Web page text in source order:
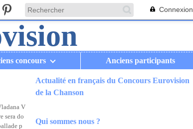
Connexion
concours Anciens participants
V
sera do
p
Actualité en français du Concours Eurovision
de la Chanson
Qui sommes nous ?